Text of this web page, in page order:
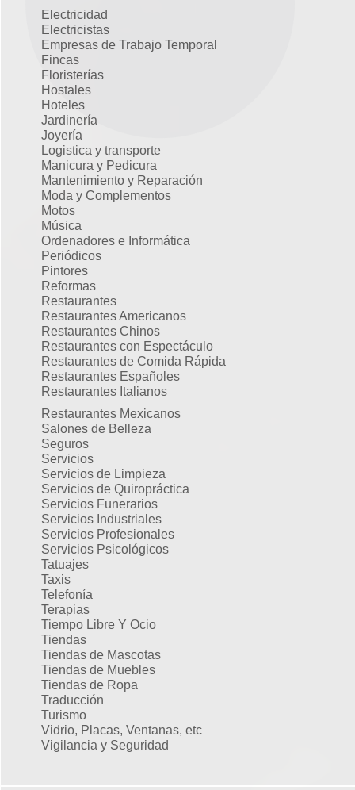
Electricidad
Electricistas
Empresas de Trabajo Temporal
Fincas
Floristerías
Hostales
Hoteles
Jardinería
Joyería
Logistica y transporte
Manicura y Pedicura
Mantenimiento y Reparación
Moda y Complementos
Motos
Música
Ordenadores e Informática
Periódicos
Pintores
Reformas
Restaurantes
Restaurantes Americanos
Restaurantes Chinos
Restaurantes con Espectáculo
Restaurantes de Comida Rápida
Restaurantes Españoles
Restaurantes Italianos
Restaurantes Mexicanos
Salones de Belleza
Seguros
Servicios
Servicios de Limpieza
Servicios de Quiropráctica
Servicios Funerarios
Servicios Industriales
Servicios Profesionales
Servicios Psicológicos
Tatuajes
Taxis
Telefonía
Terapias
Tiempo Libre Y Ocio
Tiendas
Tiendas de Mascotas
Tiendas de Muebles
Tiendas de Ropa
Traducción
Turismo
Vidrio, Placas, Ventanas, etc
Vigilancia y Seguridad